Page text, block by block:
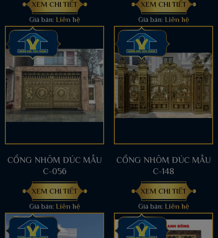
XEM CHI TIẾT
Giá bán: Liên hệ
XEM CHI TIẾT
Giá bán: Liên hệ
CỔNG NHÔM ĐÚC MẪU
C-056
XEM CHI TIẾT
Giá bán: Liên hệ
CỔNG NHÔM ĐÚC MẪU
C-148
XEM CHI TIẾT
Giá bán: Liên hệ